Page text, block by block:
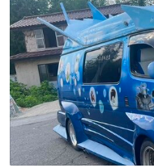
ト
数
数